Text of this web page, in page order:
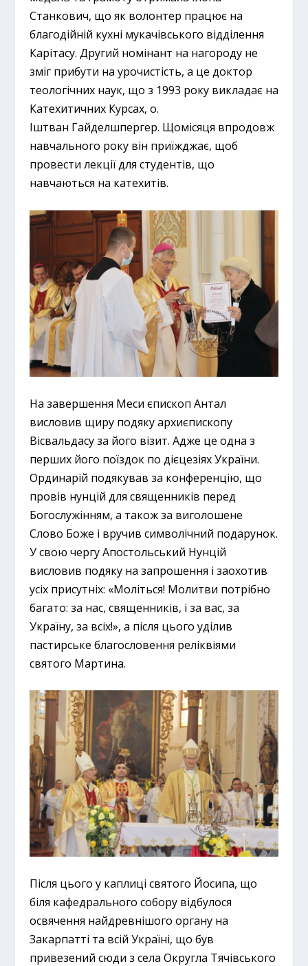
Станкович, що як волонтер працює на
благодійній кухні мукачівського відділення
Карітасу. Другий номінант на нагороду не
зміг прибути на урочистість, а це доктор
теологічних наук, що з 1993 року викладає на
Катехитичних Курсах, о.
Іштван Гайделшпергер. Щомісяця впродовж
навчального року він приїжджає, щоб
провести лекції для студентів, що
навчаються на катехитів.
На завершення Меси єпископ Антал
висловив щиру подяку архиєпископу
Вісвальдасу за його візит. Адже це одна з
перших його поїздок по дієцезіях України.
Ординарій подякував за конференцію, що
провів нунцій для священників перед
Богослужінням, а також за виголошене
Слово Боже і вручив символічний подарунок.
У свою чергу Апостольський Нунцій
висловив подяку на запрошення і заохотив
усіх присутніх: «Моліться! Молитви потрібно
багато: за нас, священників, і за вас, за
Україну, за всіх!», а після цього уділив
пастирське благословення реліквіями
святого Мартина.
Після цього у каплиці святого Йосипа, що
біля кафедрального собору відбулося
освячення найдревнішого органу на
Закарпатті та всій Україні, що був
привезений сюди з села Округла Тячівського